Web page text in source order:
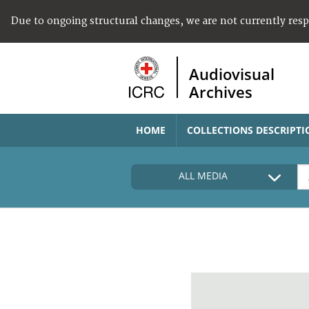
Due to ongoing structural changes, we are not currently
Audiovisual
Archives
HOME COLLECTIONS
ALL MEDIA